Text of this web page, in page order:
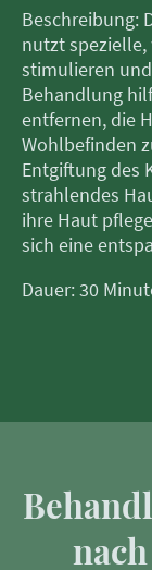
Beschreibung:
nutzt spezielle,
stimulieren
Behandlung
entfernen, die
Wohlbefinden
Entgiftung des
strahlendes
ihre Haut
sich eine
Dauer: 30